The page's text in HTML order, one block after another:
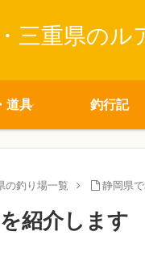
三重県のル
道具 釣行記
の釣り場一覧 静岡県
紹介します